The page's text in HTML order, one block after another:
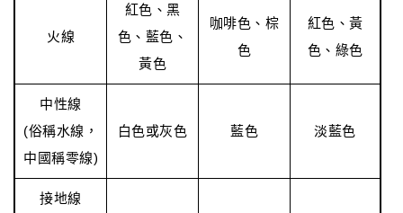
火線
紅色、黑
色、藍色、
黃色
咖啡色、棕
色
紅色、黃
色、綠色
中性線
(俗稱水線，
中國稱零線)
白色或灰色 藍色 淡藍色
接地線